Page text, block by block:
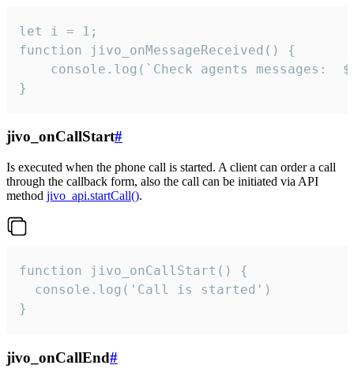
let i = 1;
function jivo_onMessageReceived() {
}
jivo_onCallStart#
Is executed when the phone call is started. A client can order a call
through the callback form, also the call can be initiated via API
method jivo_api.startCall().
function jivo_onCallStart() {
  console.log('Call is started')
}
jivo_onCallEnd#